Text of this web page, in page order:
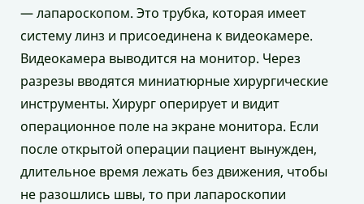
— лапароскопом. Это трубка, которая имеет
систему линз и присоединена к видеокамере.
Видеокамера выводится на монитор. Через
разрезы вводятся миниатюрные хирургические
инструменты. Хирург оперирует и видит
операционное поле на экране монитора. Если
после открытой операции пациент вынужден,
длительное время лежать без движения, чтобы
не разошлись швы, то при лапароскопии